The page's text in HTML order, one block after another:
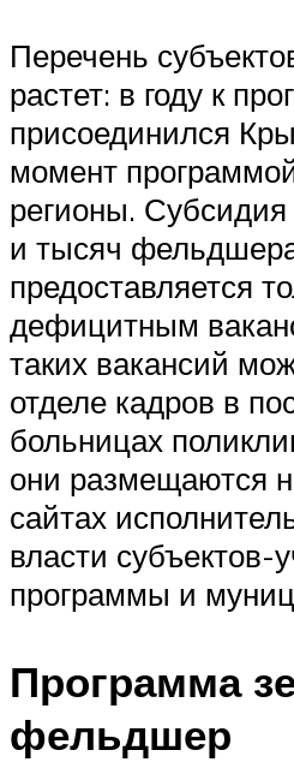
Перечень
растет: в году к
присоединился
момент
регионы.
и тысяч
предоставляется
дефицитным
таких вакансий
отделе кадров в
больницах
они размещаются
сайтах
власти субъектов-
программы и
Программа
фельдшер